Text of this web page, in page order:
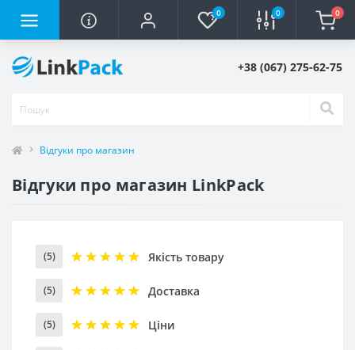
0 0 0
+38 (067) 275-62-75
Відгуки про магазин
Відгуки про магазин LinkPack
Якість товару
(5)
Доставка
(5)
Ціни
(5)